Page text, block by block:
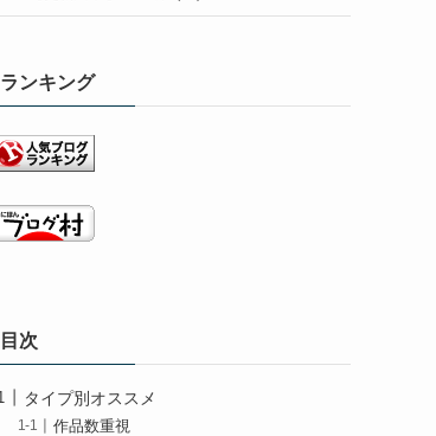
ランキング
目次
タイプ別オススメ
作品数重視